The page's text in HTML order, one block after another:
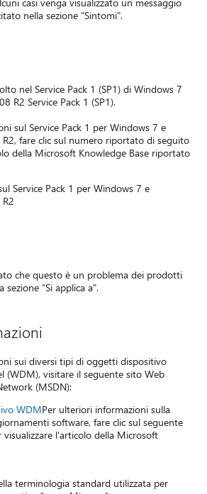
nella sezione "Sintomi".
nel Service Pack 1 (SP1) di Windows 7
R2 Service Pack 1 (SP1).
sul Service Pack 1 per Windows 7 e
fare clic sul numero riportato di seguito
della Microsoft Knowledge Base riportato
Service Pack 1 per Windows 7 e
che questo è un problema dei prodotti
sezione "Si applica a".
sui diversi tipi di oggetti dispositivo
(WDM), visitare il seguente sito Web
(MSDN):
WDMPer ulteriori informazioni sulla
software, fare clic sul seguente
l'articolo della Microsoft
terminologia standard utilizzata per